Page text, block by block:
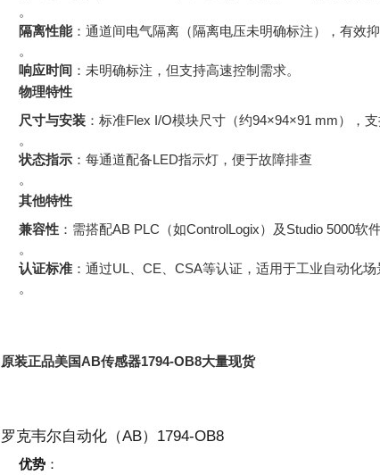
。
隔离性能：通道间电气隔离（隔离电压未明确标注），有效
。
响应时间 ：未明确标注，但支持高速控制需求。
物理特性
尺寸与安装 ：标准Flex I/O模块尺寸（约94×94×91 mm），
。
状态指示 ：每通道配备LED指示灯，便于故障排查
。
其他特性
兼容性 ：需搭配AB PLC（如ControlLogix）及Studio 5000软
。
认证标准 ：通过UL、CE、CSA等认证，适用于工业自动化场
。
原装正品美国AB传感器1794-OB8大量现货
罗克韦尔自动化（AB）1794-OB8
优势 ：